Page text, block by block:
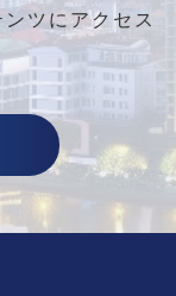
ツにアクセス